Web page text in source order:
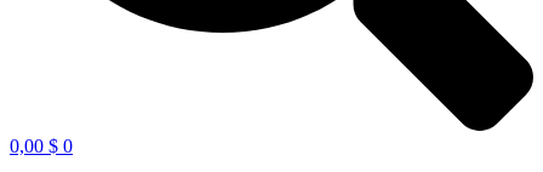
0,00 $ 0